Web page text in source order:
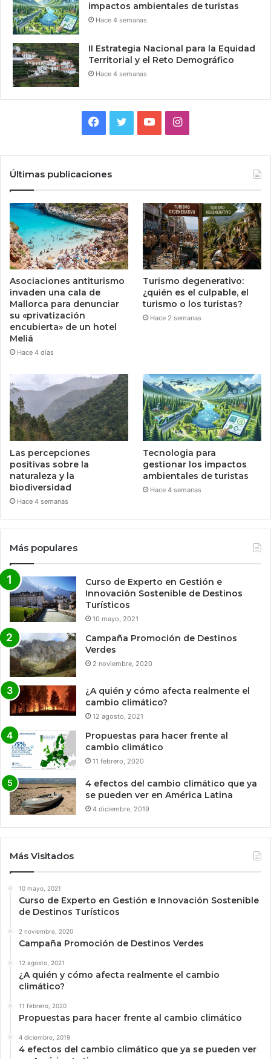
impactos ambientales de turistas
Hace 4 semanas
II Estrategia Nacional para la Equidad
Territorial y el Reto Demográfico
Hace 4 semanas
Facebook
TwitterYouTubeInstagram
Últimas publicaciones
Asociaciones antiturismo
invaden una cala de
Mallorca para denunciar
su «privatización
encubierta» de un hotel
Meliá
Hace 4 días
Turismo degenerativo:
¿quién es el culpable, el
turismo o los turistas?
Hace 2 semanas
Las percepciones
positivas sobre la
naturaleza y la
biodiversidad
Hace 4 semanas
Tecnologia para
gestionar los impactos
ambientales de turistas
Hace 4 semanas
Más populares
Curso de Experto en Gestión e
Innovación Sostenible de Destinos
Turísticos
10 mayo, 2021
Campaña Promoción de Destinos
Verdes
2 noviembre, 2020
¿A quién y cómo afecta realmente el
cambio climático?
12 agosto, 2021
Propuestas para hacer frente al
cambio climático
11 febrero, 2020
4 efectos del cambio climático que ya
se pueden ver en América Latina
4 diciembre, 2019
Más Visitados
10 mayo, 2021
Curso de Experto en Gestión e Innovación Sostenible
de Destinos Turísticos
2 noviembre, 2020
Campaña Promoción de Destinos Verdes
12 agosto, 2021
¿A quién y cómo afecta realmente el cambio
climático?
11 febrero, 2020
Propuestas para hacer frente al cambio climático
4 diciembre, 2019
4 efectos del cambio climático que ya se pueden ver